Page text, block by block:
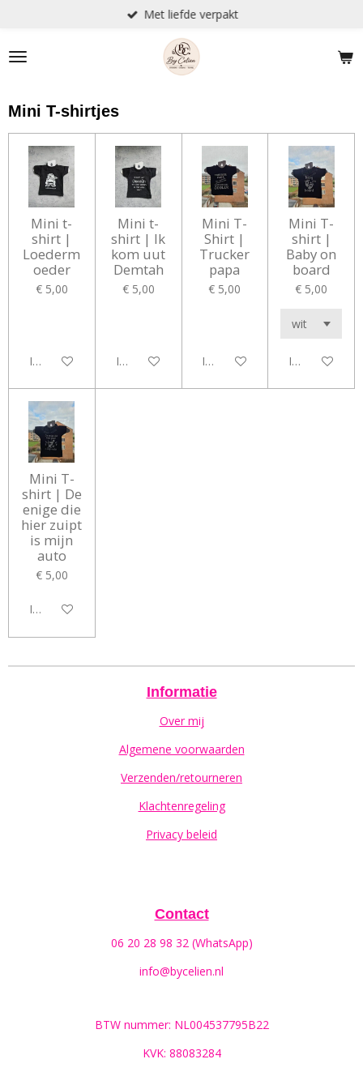
naar
de
Met liefde verpakt
Mini T-shirtjes
Mini t-
shirt |
Loederm
oeder
€ 5,00
In winkelwagen
Mini t-
shirt | Ik
kom uut
Demtah
€ 5,00
In winkelwagen
Mini T-
Shirt |
Trucker
papa
€ 5,00
In winkelwagen
Mini T-
shirt |
Baby on
board
€ 5,00
In
Mini T-
shirt | De
enige die
hier zuipt
is mijn
auto
€ 5,00
In winkelwagen
Informatie
Over mij
Algemene voorwaarden
Verzenden/retourneren
Klachtenregeling
Privacy beleid
Contact
06 20 28 98 32 (WhatsApp)
info@bycelien.nl
BTW nummer: NL004537795B22
KVK: 88083284